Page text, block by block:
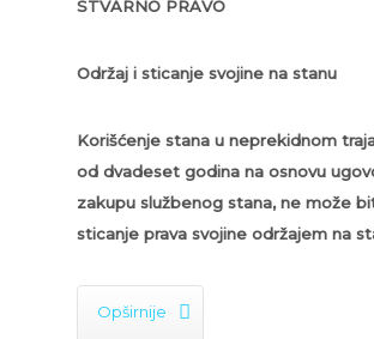
STVARNO PRAVO
Održaj i sticanje svojine na stanu
Korišćenje stana u neprekidnom
od dvadeset godina na osnovu
zakupu službenog stana, ne može
sticanje prava svojine održajem na
Opširnije 